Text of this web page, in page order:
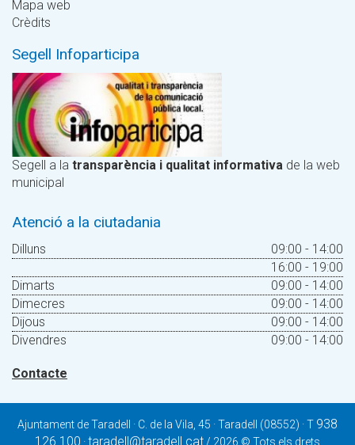
Mapa web
Crèdits
Segell Infoparticipa
Segell a la transparència i qualitat informativa de la web
municipal
Atenció a la ciutadania
Dilluns
09:00 - 14:00
16:00 - 19:00
Dimarts
09:00 - 14:00
Dimecres
09:00 - 14:00
Dijous
09:00 - 14:00
Divendres
09:00 - 14:00
Contacte
Ajuntament de Taradell · C. de la Vila, 45 · Taradell (08552) · T 938
126 100 ·taradell@taradell.cat / 2026 © Tots els drets